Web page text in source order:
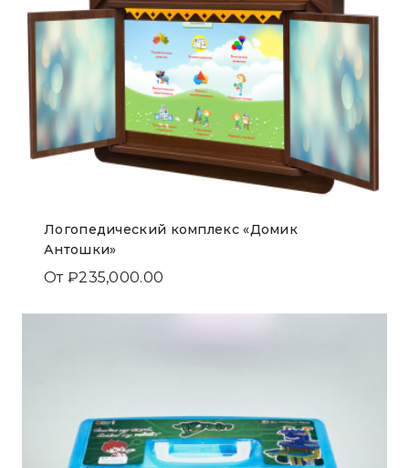
Логопедический комплекс «Домик
Антошки»
От ₽235,000.00